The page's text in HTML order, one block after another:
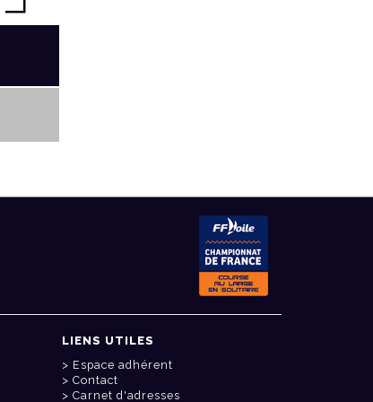
LIENS UTILES
Espace adhérent
Contact
Carnet d'adresses